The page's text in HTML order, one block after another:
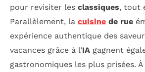
pour revisiter les classiques, tout
Parallèlement, la cuisine de rue
expérience authentique des
vacances grâce à l’IA gagnent
gastronomiques les plus prisées. À